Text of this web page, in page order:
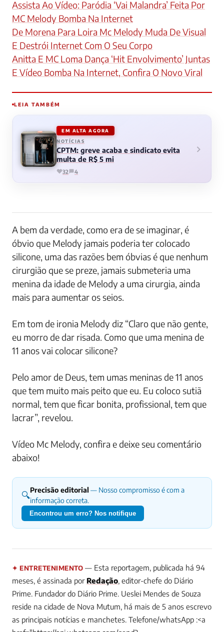
Assista Ao Vídeo: Paródia ‘Vai Malandra’ Feita Por
MC Melody Bomba Na Internet
De Morena Para Loira Mc Melody Muda De Visual
E Destrói Internet Com O Seu Corpo
Anitta E MC Loma Dança ‘Hit Envolvimento’ Juntas
E Vídeo Bomba Na Internet, Confira O Novo Viral
LEIA TAMBÉM
EM ALTA AGORA
NOTÍCIAS
CPTM: greve acaba e sindicato evita
multa de R$ 5 mi
32 4
A bem da verdade, como era de se imaginar, é
óbvio que Melody jamais poderia ter colocado
silicone, uma das razões bem óbvias é que nenhum
cirurgião que se preze, jamais submeteria uma
menina da idade de Melody a uma cirurgia, ainda
mais para aumentar os seios.
Em tom de ironia Melody diz “Claro que não gente,
eu morro de dar risada. Como que uma menina de
11 anos vai colocar silicone?
Pelo amor de Deus, tem umas meninas de 11 anos
que tem muito mais peito que eu. Eu coloco sutiã
normal, tem que ficar bonita, profissional, tem que
lacrar”, revelou.
Vídeo Mc Melody, confira e deixe seu comentário
abaixo!
🔍Precisão editorial — Nosso compromisso é com a
informação correta.
Encontrou um erro? Nos notifique
✦ ENTRETENIMENTO — Esta reportagem, publicada há 94
meses, é assinada por Redação, editor-chefe do Diário
Prime. Fundador do Diário Prime. Ueslei Mendes de Souza
reside na cidade de Nova Mutum, há mais de 5 anos escrevo
as principais notícias e manchetes. Telefone/whatsApp :<a